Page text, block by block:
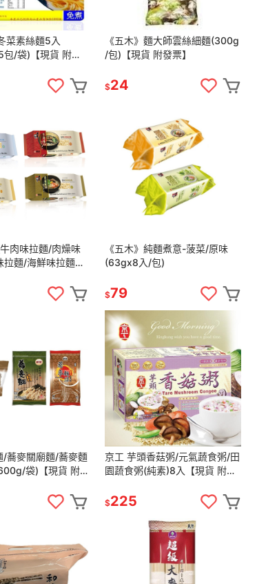
菜素絲麵5入
/袋)【現貨 附發
《五木》麵大師雲絲細麵(300g
/包)【現貨 附發票】
$24
肉味拉麵/肉燥味
拉麵/海鮮味拉麵
《五木》純麵煮意-菠菜/原味
(63gx8入/包)
$79
/蕎麥關廟麵/蕎麥麵
袋)【現貨 附
京工 芋頭香菇粥/元氣蔬食粥/田
園蔬食粥(純素)8入【現貨 附發
$225